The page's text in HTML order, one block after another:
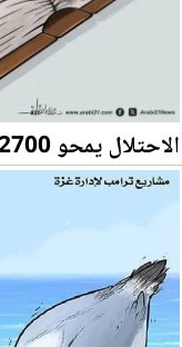
الاحتلال يمحو 2700 اسرة فلسطينية من السجل المدني